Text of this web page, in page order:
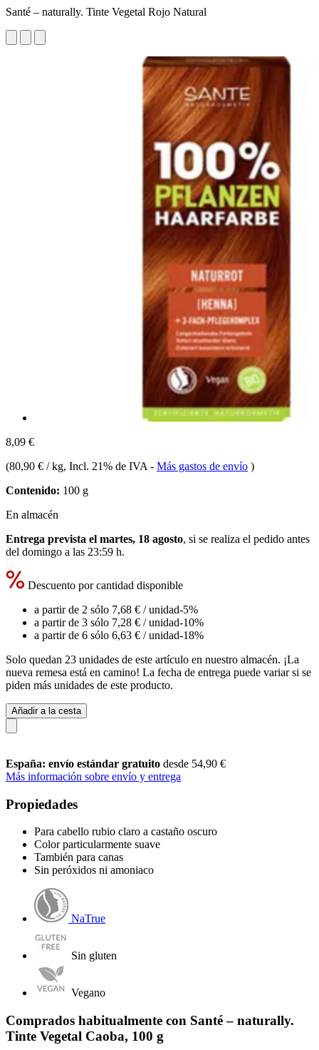
Santé – naturally. Tinte Vegetal Rojo Natural
8,09 €
(80,90 € / kg, Incl. 21% de IVA - Más gastos de envío )
Contenido: 100 g
En almacén
Entrega prevista el martes, 18 agosto, si se realiza el pedido antes
del domingo a las 23:59 h.
Descuento por cantidad disponible
a partir de 2 sólo 7,68 € / unidad-5%
a partir de 3 sólo 7,28 € / unidad-10%
a partir de 6 sólo 6,63 € / unidad-18%
Solo quedan 23 unidades de este artículo en nuestro almacén. ¡La
nueva remesa está en camino! La fecha de entrega puede variar si se
piden más unidades de este producto.
Añadir a la cesta
España: envío estándar gratuito desde 54,90 €
Más información sobre envío y entrega
Propiedades
Para cabello rubio claro a castaño oscuro
Color particularmente suave
También para canas
Sin peróxidos ni amoniaco
NaTrue
Sin gluten
Vegano
Comprados habitualmente con Santé – naturally.
Tinte Vegetal Caoba, 100 g